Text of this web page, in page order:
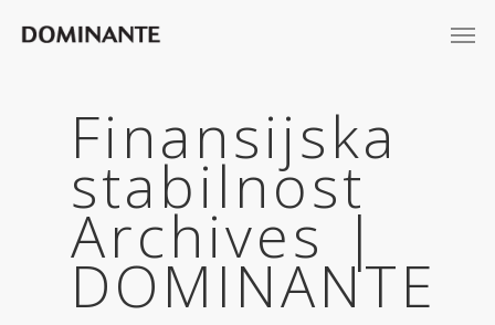
Finansijska
stabilnost
Archives |
DOMINANTE